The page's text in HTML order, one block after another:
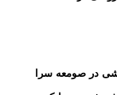
در صومعه سرا